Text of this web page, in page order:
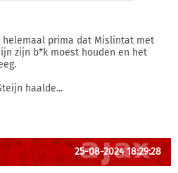
helemaal prima dat Mislintat met
zijn b*k moest houden en het
haalde...
25-08-2024 18:29:28